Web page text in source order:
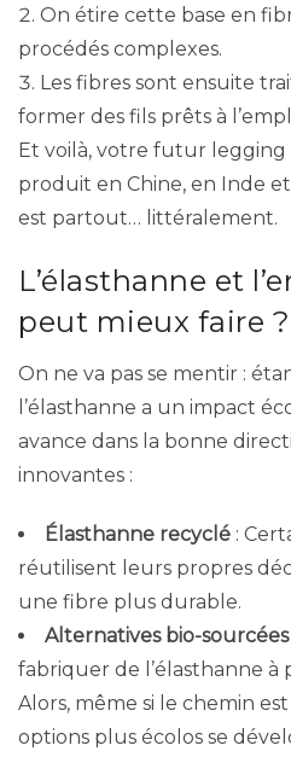
On étire cette base en
procédés complexes.
Les fibres sont ensuite
former des fils prêts à
Et voilà, votre futur legging
produit en Chine, en Inde
est partout… littéralement.
L’élasthanne et
peut mieux faire ?
On ne va pas se mentir :
l’élasthanne a un impact
avance dans la bonne
innovantes :
Élasthanne recyclé :
réutilisent leurs propres
une fibre plus durable.
Alternatives bio-sourcées
fabriquer de l’élasthanne à
Alors, même si le chemin
options plus écolos se